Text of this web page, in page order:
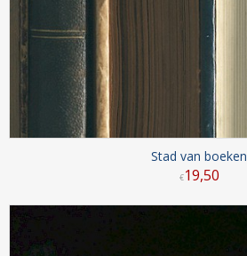
Stad van boeken
€19,50